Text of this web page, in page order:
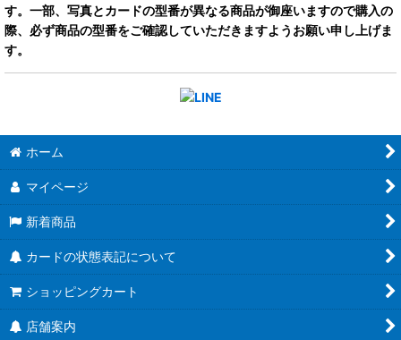
す。一部、写真とカードの型番が異なる商品が御座いますので購入の
際、必ず商品の型番をご確認していただきますようお願い申し上げま
す。
ホーム
マイページ
新着商品
カードの状態表記について
ショッピングカート
店舗案内